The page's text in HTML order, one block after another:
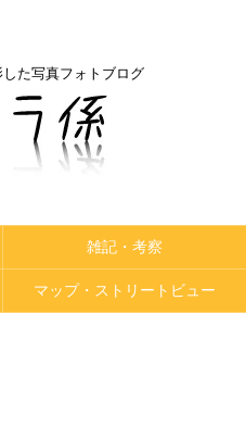
た写真フォトブログ
雑記・考察
マップ・ストリートビュー